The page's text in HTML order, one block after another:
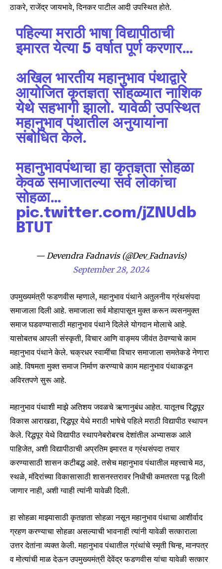
Join our community of
SUBSCRIBERS and be part of the
conversation.
To subscribe, simply enter your email address on our website
or click the subscribe button below. Don't worry, we respect
your privacy and won't spam your inbox. Your information is
safe with us.
I've read and accept thePrivacy Policy.
6,300
Fans
32,111 75
Followers
ठाकरे, राजेंद्र जायभावे, दिनकर पाटील आदी उपस्थित होते.
पहिल्या मराठी भाषा विद्यापीठाची
इमारत येत्या 5 वर्षात पूर्ण करणार…
अखिल भारतीय महानुभाव पंथाद्वारे
आयोजित कृतज्ञता सोहळ्यात नाशिक
येथे सहभागी झालो. यावेळी उपस्थित
महानुभाव पंथातील अनुयायांना
संबोधित केले.
महानुभावपंथाचा हा कृतज्ञता सोहळा
केवळ समाजातल्या सर्व लोकांचा
सोहळा…
pic.twitter.com/jZNUdb
BTUT
— Devendra Fadnavis (@Dev_Fadnavis)
September 28, 2024
उपमुख्यमंत्री फडणवीस म्हणाले, महानुभाव पंथाने अतुलनीय ग्रंथसंपदा
समाजाला दिली आहे. समाजाला सर्व मोहापासून मुक्त करून व्यसनमुक्त
समाज घडवण्यासाठी महानुभाव पंथाने दिलेले योगदान मोलाचे आहे.
यासोबतच आपली संस्कृती, विचार आणि वाङ्मय जीवंत ठेवण्याचे काम
महानुभाव पंथाने केले. चक्रधर स्वामींचा विचार समाजाला समतेकडे नेणारा
आहे. विषमता मुक्त समाज निर्माण करण्याचे काम महानुभाव पंथाकडून
अविरतपणे सुरू आहे.
महानुभाव पंथाशी माझे अतिशय जवळचे ऋणानुबंध आहेत. यातूनच रिद्धपूर
विकास आराखडा, रिद्धपूर येथे मराठी भाषेचे पहिले मराठी विद्यापीठ स्थापन
केले. रिद्धपूर येथे विद्यापीठ स्थापनेबरोबरच देशांतील अभ्यासक आले
पाहिजेत, अशी विद्यापीठाची अप्रतिम इमारत व ग्रंथसंपदा तयार
करण्यासाठी शासन कटीबद्ध आहे. तसेच महानुभाव पंथातील महत्त्वाचे मठ,
स्थळे, मंदिरांच्या विकासासाठी शासनस्तरावर निधीची कमतरता पडू दिली
जाणार नाही, अशी ग्वाही त्यांनी यावेळी दिली.
हा सोहळा माझ्यासाठी कृतज्ञता सोहळा नसून महानुभाव पंथाचा आशीर्वाद
ग्रहण करण्याचा सोहळा असल्याची भावनाही त्यांनी यावेळी सत्काराला
उत्तर देतांना व्यक्त केली‌. महानुभाव पंथातील ग्रंथांचे स्मृती चिन्ह, मानपत्र
व मोत्यांची माळ देऊन उपमुख्यमंत्री देवेंद्र फडणवीस यांचा यावेळी सत्कार